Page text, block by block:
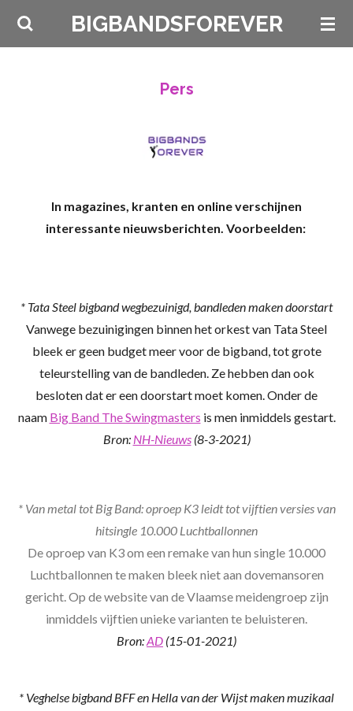
Ga
BIGBANDSFOREVER
Pers
In magazines, kranten en online verschijnen
interessante nieuwsberichten. Voorbeelden:
* Tata Steel bigband wegbezuinigd, bandleden maken doorstart
Vanwege bezuinigingen binnen het orkest van Tata Steel
bleek er geen budget meer voor de bigband, tot grote
teleurstelling van de bandleden. Ze hebben dan ook
besloten dat er een doorstart moet komen. Onder de
naam Big Band The Swingmasters is men inmiddels gestart.
Bron: NH-Nieuws(8-3-2021)
* Van metal tot Big Band: oproep K3 leidt tot vijftien versies van
hitsingle 10.000 Luchtballonnen
De oproep van K3 om een remake van hun single 10.000
Luchtballonnen te maken bleek niet aan dovemansoren
gericht. Op de website van de Vlaamse meidengroep zijn
inmiddels vijftien unieke varianten te beluisteren.
Bron:AD (15-01-2021)
* Veghelse bigband BFF en Hella van der Wijst maken muzikaal